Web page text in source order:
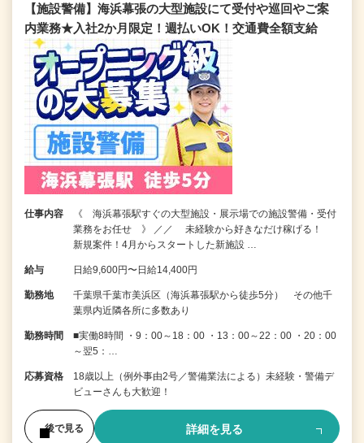
【施設警備】海浜幕張の大型施設にて受付や巡回やご案
内業務★入社2か月限定！週払いOK！交通費全額支給
仕事内容
《 海浜幕張駅すぐの大型施設・展示場での施設警備・受付
業務をお任せ 》 ／／ 未経験から好きなだけ稼げる！
新規案件！4月からスタートした新施設 …
給与 日給9,600円〜日給14,400円
勤務地
千葉県千葉市美浜区（海浜幕張駅から徒歩5分） その他千
葉県内近隣各所に多数あり
勤務時間
■実働8時間 ・9：00～18：00 ・13：00～22：00 ・20：00
～翌5：…
応募資格
18歳以上（例外事由2号／警備業法による）未経験・警備デ
ビューさんも大歓迎！
後で見る 詳細を見る